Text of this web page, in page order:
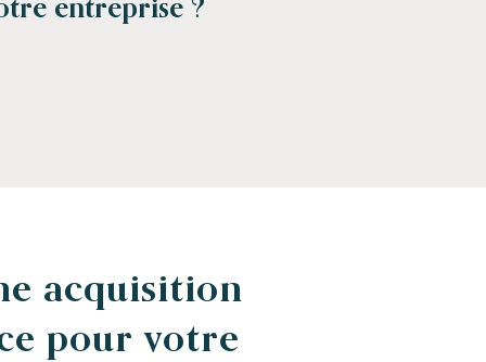
entreprise ?
acquisition
pour votre